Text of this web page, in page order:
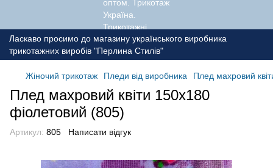
Ласкаво просимо до магазину українського виробника
трикотажних виробів "Перлина Стилів"
Жіночий трикотаж Пледи від виробника Плед махровий
Плед махровий квіти 150х180
фіолетовий (805)
Артикул: 805 Написати відгук